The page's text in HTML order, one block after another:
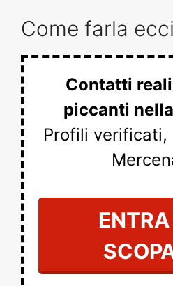
Come farla
Contatti
piccanti
Profili verificati,
ENTRA